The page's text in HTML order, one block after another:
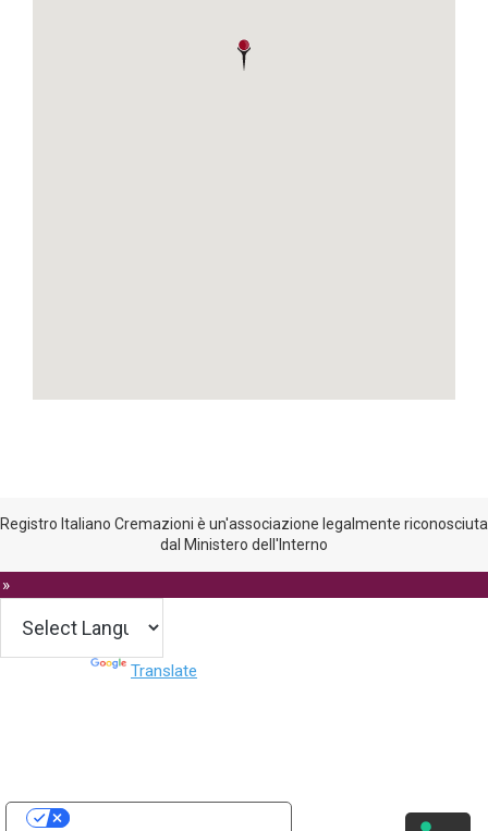
Registro Italiano Cremazioni è un'associazione legalmente riconosciuta
dal Ministero dell'Interno
Translate